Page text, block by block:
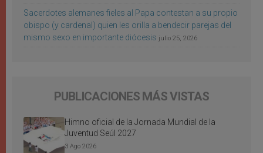
Sacerdotes alemanes fieles al Papa contestan a su propio
obispo (y cardenal) quien les orilla a bendecir parejas del
mismo sexo en importante diócesis julio 25, 2026
PUBLICACIONES MÁS VISTAS
Himno oficial de la Jornada Mundial de la
Juventud Seúl 2027
3 Ago 2026